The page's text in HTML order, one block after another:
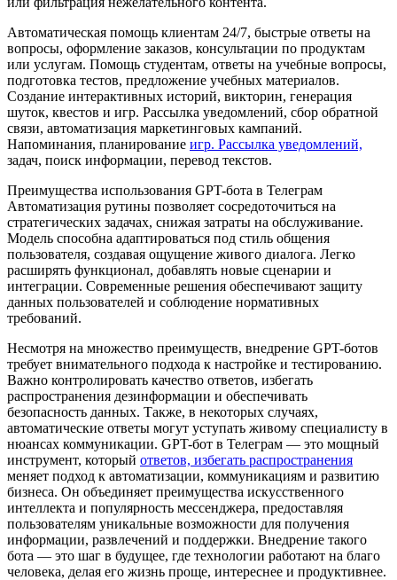
Автоматическая помощь клиентам 24/7, быстрые ответы на
вопросы, оформление заказов, консультации по продуктам
или услугам. Помощь студентам, ответы на учебные вопросы,
подготовка тестов, предложение учебных материалов.
Создание интерактивных историй, викторин, генерация
шуток, квестов и игр. Рассылка уведомлений, сбор обратной
связи, автоматизация маркетинговых кампаний.
Напоминания, планирование игр. Рассылка уведомлений,
задач, поиск информации, перевод текстов.
Преимущества использования GPT-бота в Телеграм
Автоматизация рутины позволяет сосредоточиться на
стратегических задачах, снижая затраты на обслуживание.
Модель способна адаптироваться под стиль общения
пользователя, создавая ощущение живого диалога. Легко
расширять функционал, добавлять новые сценарии и
интеграции. Современные решения обеспечивают защиту
данных пользователей и соблюдение нормативных
требований.
Несмотря на множество преимуществ, внедрение GPT-ботов
требует внимательного подхода к настройке и тестированию.
Важно контролировать качество ответов, избегать
распространения дезинформации и обеспечивать
безопасность данных. Также, в некоторых случаях,
автоматические ответы могут уступать живому специалисту в
нюансах коммуникации. GPT-бот в Телеграм — это мощный
инструмент, который ответов, избегать распространения
меняет подход к автоматизации, коммуникациям и развитию
бизнеса. Он объединяет преимущества искусственного
интеллекта и популярность мессенджера, предоставляя
пользователям уникальные возможности для получения
информации, развлечений и поддержки. Внедрение такого
бота — это шаг в будущее, где технологии работают на благо
человека, делая его жизнь проще, интереснее и продуктивнее.